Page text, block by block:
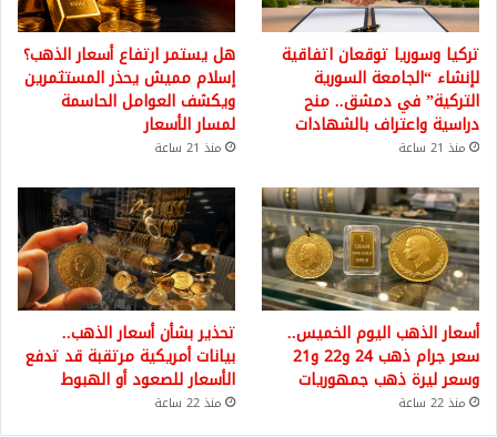
تركيا وسوريا توقعان اتفاقية
لإنشاء “الجامعة السورية
التركية” في دمشق.. منح
دراسية واعتراف بالشهادات
منذ 21 ساعة
هل يستمر ارتفاع أسعار الذهب؟
إسلام مميش يحذر المستثمرين
ويكشف العوامل الحاسمة
لمسار الأسعار
منذ 21 ساعة
أسعار الذهب اليوم الخميس..
سعر جرام ذهب 24 و22 و21
وسعر ليرة ذهب جمهوريات
منذ 22 ساعة
تحذير بشأن أسعار الذهب..
بيانات أمريكية مرتقبة قد تدفع
الأسعار للصعود أو الهبوط
منذ 22 ساعة